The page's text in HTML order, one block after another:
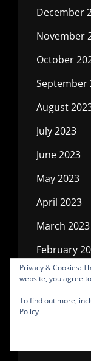
December
November
October
September
August
July 2023
June 2023
May 2023
April 2023
March 2023
February
January
December
Privacy & Cookies:
website, you agree
To find out more,
Policy